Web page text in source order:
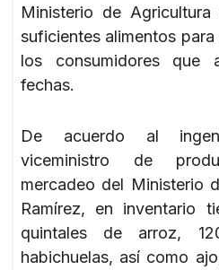
Ministerio de Agricultura
suficientes alimentos
los consumidores que
fechas.
De acuerdo al
viceministro de
mercadeo del Ministerio
Ramírez, en inventario
quintales de arroz,
habichuelas, así como